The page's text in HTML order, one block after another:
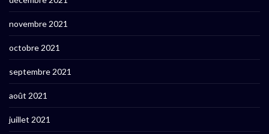
novembre 2021
octobre 2021
septembre 2021
août 2021
juillet 2021